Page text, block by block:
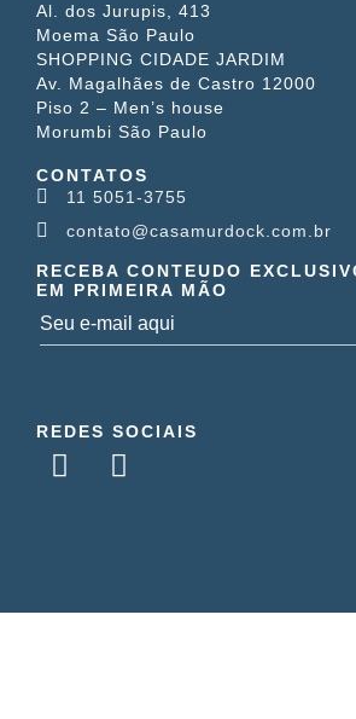
Al. dos Jurupis, 413
Moema São Paulo
SHOPPING CIDADE JARDIM
Av. Magalhães de Castro 12000
Piso 2 – Men’s house
Morumbi São Paulo
CONTATOS
11 5051-3755
contato@casamurdock.com.br
RECEBA CONTEUDO
EM PRIMEIRA MÃO
REDES SOCIAIS